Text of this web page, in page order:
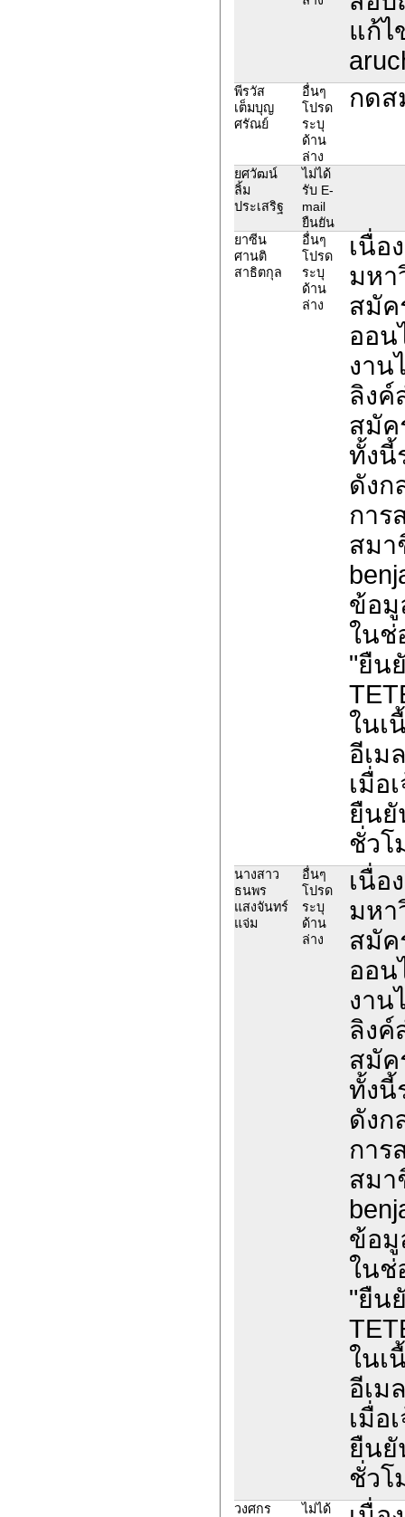
แก้ไ
พีรวัส
เต็มบุญ
ศรัณย์
อื่นๆ
โปรด
ระบุ
ด้าน
ล่าง
กดส
ยศวัฒน์
ลิ้ม
ประเสริฐ
ไม่ได้
รับ E-
mail
ยืนยัน
ยาซีน
ศานติ
สาธิตกุล
อื่นๆ
โปรด
ระบุ
ด้าน
ล่าง
เนื่อ
มหา
สมัค
ออน
งาน
ลิงค์
สมั
ทั้งนี้
ดังก
การ
สมา
ข้อมู
ในช่
"ยืน
ในเ
อีเม
เมื่อ
ยืนยั
ชั่วโ
นางสาว
ธนพร
แสงจันทร์
แจ่ม
อื่นๆ
โปรด
ระบุ
ด้าน
ล่าง
เนื่อ
มหา
สมัค
ออน
งาน
ลิงค์
สมั
ทั้งนี้
ดังก
การ
สมา
ข้อมู
ในช่
"ยืน
ในเ
อีเม
เมื่อ
ยืนยั
ชั่วโ
วงศกร ไม่ได้